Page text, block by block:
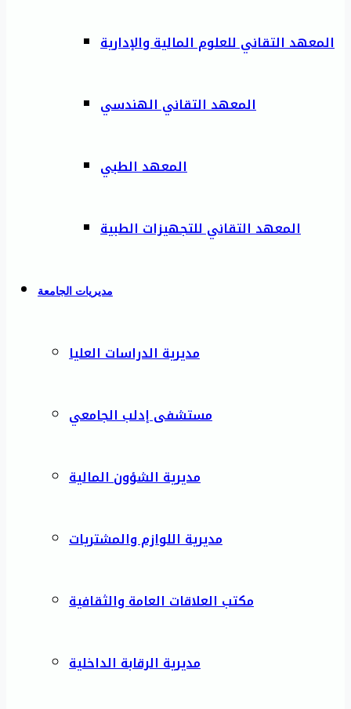
المعهد التقاني للعلوم المالية والإدارية
المعهد التقاني الهندسي
المعهد الطبي
المعهد التقاني للتجهيزات الطبية
مديريات الجامعة
مديرية الدراسات العليا
مستشفى إدلب الجامعي
مديرية الشؤون المالية
مديرية اللوازم والمشتريات
مكتب العلاقات العامة والثقافية
مديرية الرقابة الداخلية